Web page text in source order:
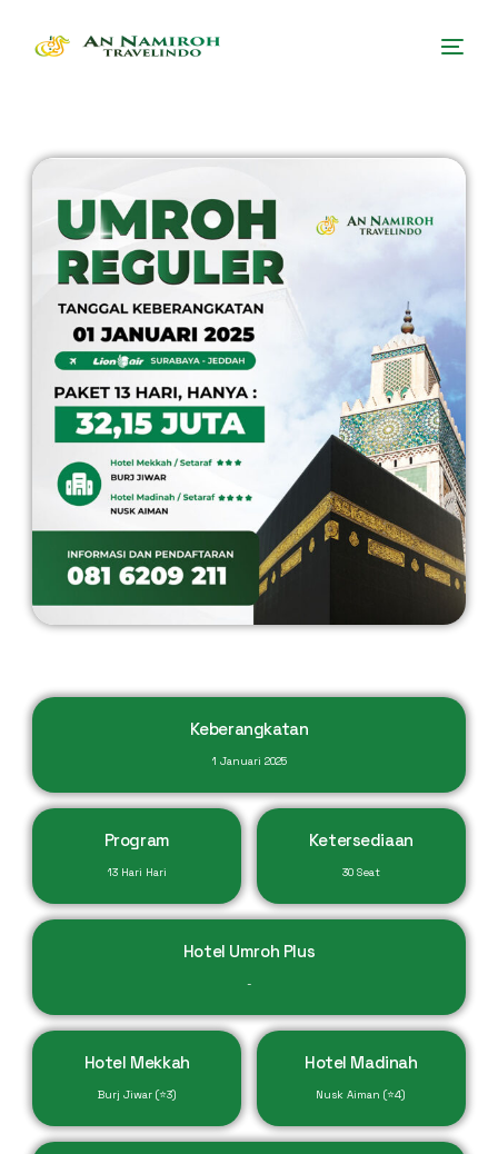
Keberangkatan
1 Januari 2025
Program
13 Hari Hari
Ketersediaan
30 Seat
Hotel Umroh Plus
-
Hotel Mekkah
Burj Jiwar (⭐3)
Hotel Madinah
Nusk Aiman (⭐4)